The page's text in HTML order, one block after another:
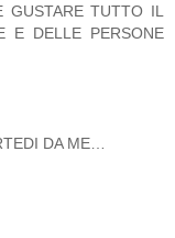
GUSTARE TUTTO IL
E DELLE PERSONE
DA ME…